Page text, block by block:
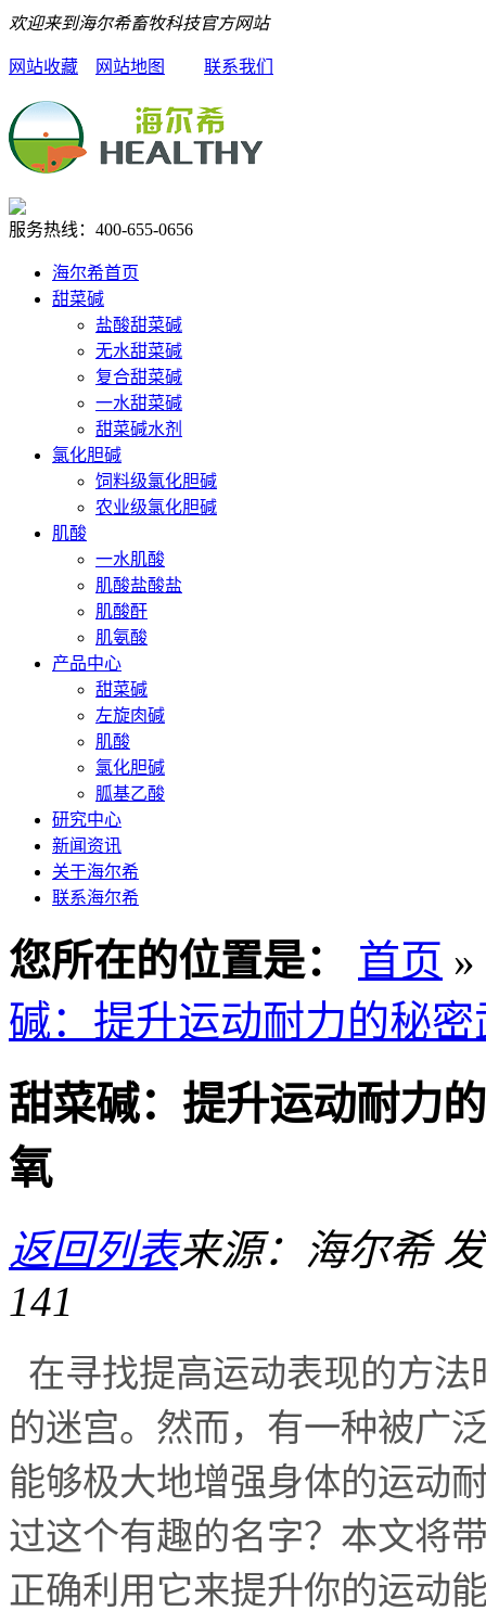
欢迎来到海尔希畜牧科技官方网站
网站收藏 网站地图 联系我们
服务热线： 400-655-0656
海尔希首页
甜菜碱
盐酸甜菜碱
无水甜菜碱
复合甜菜碱
一水甜菜碱
甜菜碱水剂
氯化胆碱
饲料级氯化胆碱
农业级氯化胆碱
肌酸
一水肌酸
肌酸盐酸盐
肌酸酐
肌氨酸
产品中心
甜菜碱
左旋肉碱
肌酸
氯化胆碱
胍基乙酸
研究中心
新闻资讯
关于海尔希
联系海尔希
您所在的位置是： 首页 »
碱：提升运动耐力的秘
甜菜碱：提升运动耐力
氧
返回列表来源：海尔希
141
在寻找提高运动表现的方
的迷宫。然而，有一种被广
能够极大地增强身体的运动
过这个有趣的名字？本文将
正确利用它来提升你的运动